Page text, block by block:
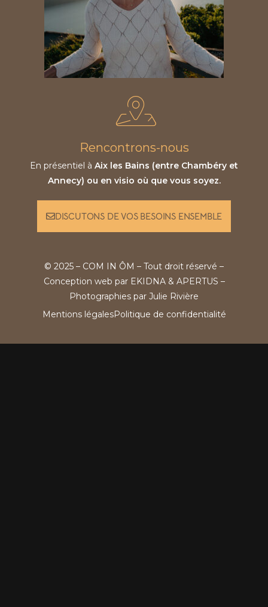
Rencontrons-nous
En présentiel à Aix les Bains (entre Chambéry et
Annecy) ou en visio où que vous soyez.
DISCUTONS DE VOS BESOINS ENSEMBLE
© 2025 – COM IN ÔM – Tout droit réservé –
Conception web par EKIDNA& APERTUS –
Photographies par Julie Rivière
Mentions légalesPolitique de confidentialité